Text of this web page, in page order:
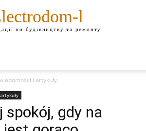
l
по будівництву та ремонту
i artykuły
spokój, gdy na